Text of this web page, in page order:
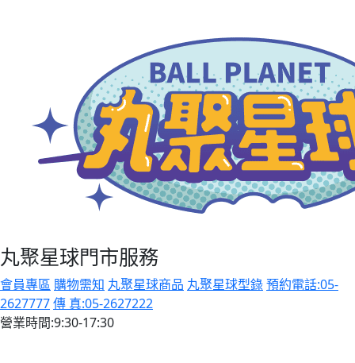
丸聚星球門市服務
會員專區 購物需知 丸聚星球商品 丸聚星球型錄預約電話:05-
2627777傳 真:05-2627222
營業時間:9:30-17:30